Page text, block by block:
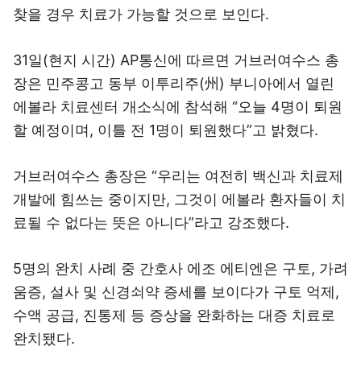
찾을 경우 치료가 가능할 것으로 보인다.
31일(현지 시간) AP통신에 따르면 거브러여수스 총
장은 민주콩고 동부 이투리주(州) 부니아에서 열린
에볼라 치료센터 개소식에 참석해 “오늘 4명이 퇴원
할 예정이며, 이틀 전 1명이 퇴원했다”고 밝혔다.
거브러여수스 총장은 “우리는 여전히 백신과 치료제
개발에 힘쓰는 중이지만, 그것이 에볼라 환자들이 치
료될 수 없다는 뜻은 아니다”라고 강조했다.
5명의 완치 사례 중 간호사 에조 에티엔은 구토, 가려
움증, 설사 및 신경쇠약 증세를 보이다가 구토 억제,
수액 공급, 진통제 등 증상을 완화하는 대증 치료로
완치됐다.